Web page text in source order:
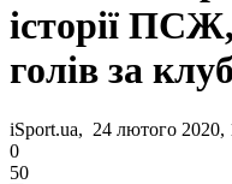
історії
голів за клуб
iSport.ua, 24 лютого 2020,
0
50